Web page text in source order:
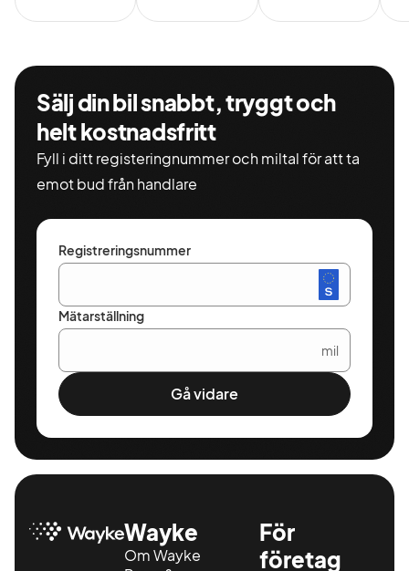
Sälj din bil snabbt, tryggt och
helt kostnadsfritt
Fyll i ditt registeringnummer och miltal för att ta
emot bud från handlare
Registreringsnummer
Mätarställning
mil
Gå vidare
Wayke
Om Wayke
För
företag